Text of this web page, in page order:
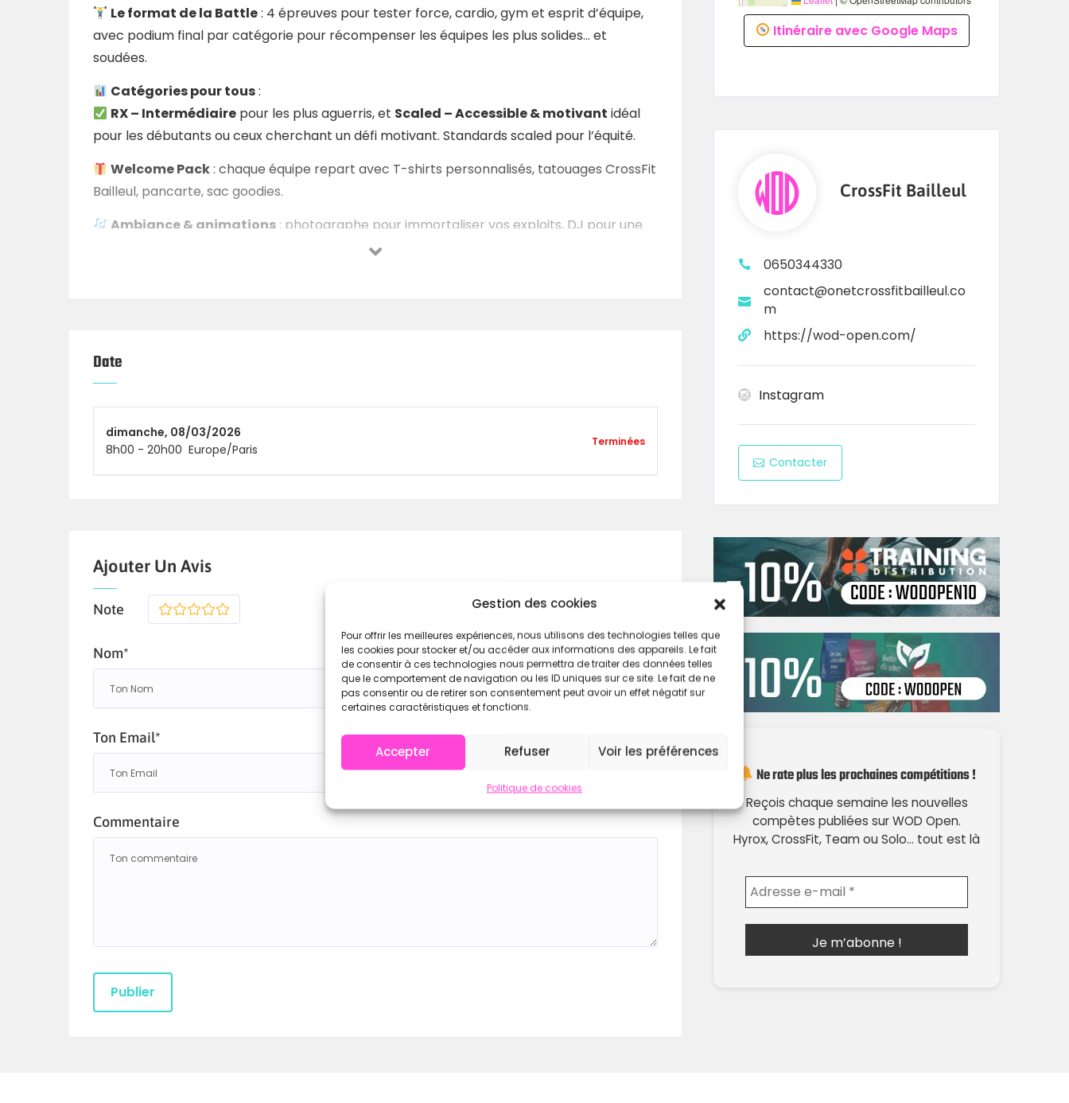
Gestion des cookies
Pour offrir les meilleures expériences, nous utilisons des technologies telles que
les cookies pour stocker et/ou accéder aux informations des appareils. Le fait
de consentir à ces technologies nous permettra de traiter des données telles
que le comportement de navigation ou les ID uniques sur ce site. Le fait de ne
pas consentir ou de retirer son consentement peut avoir un effet négatif sur
certaines caractéristiques et fonctions.
Accepter Refuser Voir les préférences
Politique de cookies
Le format de la Battle: 4 épreuves pour tester force, cardio, gym et esprit d’équipe,
avec podium final par catégorie pour récompenser les équipes les plus solides… et
soudées.
Catégories pour tous:
RX – Intermédiaire pour les plus aguerris, et Scaled – Accessible & motivant idéal
pour les débutants ou ceux cherchant un défi motivant. Standards scaled pour l’équité.
Welcome Pack: chaque équipe repart avec T-shirts personnalisés, tatouages CrossFit
Bailleul, pancarte, sac goodies.
Ambiance & animations : photographe pour immortaliser vos exploits, DJ pour une
ambiance festive, Patamobile pour la restauration, et Beer Route dès 11h pour trinquer
LaCrossFit Bailleul Battle est faite pour toi.
de communauté.
@crossfitbailleul
Ready to battle ?Nous sommes prêts… et vous ?
Date
dimanche, 08/03/2026
8h00 - 20h00 Europe/Paris
Terminées
Ajouter Un Avis
Note 5
4
3
2
Nom*
Ton Email*
Commentaire
Itinéraire avec Google Maps
CrossFit Bailleul
0650344330
contact@onetcrossfitbailleul.co
m
https://wod-open.com/
Instagram
Contacter
Ne rate plus les prochaines compétitions !
Reçois chaque semaine les nouvelles
compètes publiées sur WOD Open.
Hyrox, CrossFit, Team ou Solo… tout est là